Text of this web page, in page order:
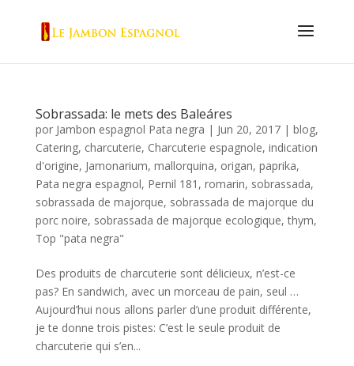
Sobrassada: le mets des Baleáres
por Jambon espagnol Pata negra | Jun 20, 2017| blog,
Catering, charcuterie, Charcuterie espagnole, indication
d'origine, Jamonarium, mallorquina, origan, paprika,
Pata negra espagnol, Pernil 181 , romarin, sobrassada,
sobrassada de majorque, sobrassada de majorque du
porc noire, sobrassada de majorque ecologique,thym,
Top "pata negra"
Des produits de charcuterie sont délicieux, n’est-ce
pas? En sandwich, avec un morceau de pain, seul …
Aujourd’hui nous allons parler d’une produit différente,
je te donne trois pistes: C’est le seule produit de
charcuterie qui s’en...